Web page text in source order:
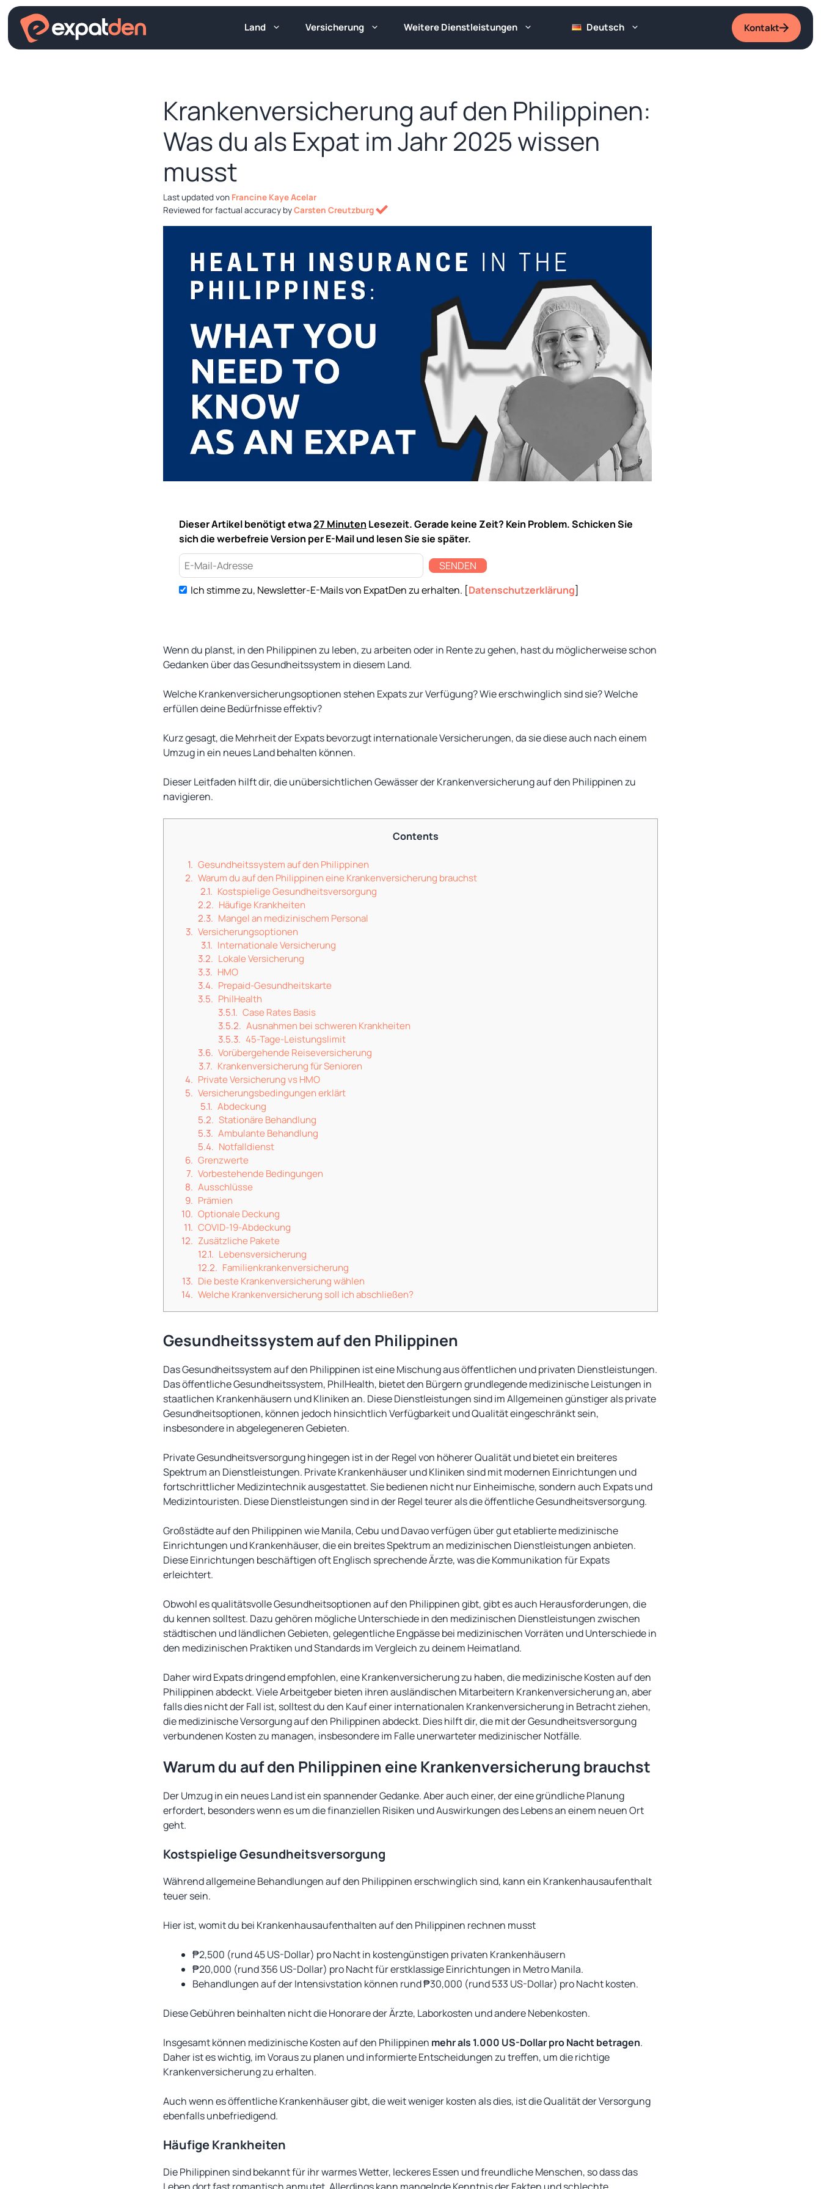
Zum
Inhalt
springen
Land Versicherung Weitere Dienstleistungen Deutsch Kontakt
Krankenversicherung auf den Philippinen:
Was du als Expat im Jahr 2025 wissen
musst
von Francine Kaye Acelar
Reviewed for factual accuracy byCarsten Creutzburg
Dieser Artikel benötigt etwa27 Minuten Lesezeit. Gerade keine Zeit? Kein Problem. Schicken Sie
sich die werbefreie Version per E-Mail und lesen Sie sie später.
SENDEN
Ich stimme zu, Newsletter-E-Mails von ExpatDen zu erhalten. [Datenschutzerklärung]
Wenn du planst, in den Philippinen zu leben, zu arbeiten oder in Rente zu gehen, hast du möglicherweise schon
Gedanken über das Gesundheitssystem in diesem Land.
Welche Krankenversicherungsoptionen stehen Expats zur Verfügung? Wie erschwinglich sind sie? Welche
erfüllen deine Bedürfnisse effektiv?
Kurz gesagt, die Mehrheit der Expats bevorzugt internationale Versicherungen, da sie diese auch nach einem
Umzug in ein neues Land behalten können.
Dieser Leitfaden hilft dir, die unübersichtlichen Gewässer der Krankenversicherung auf den Philippinen zu
navigieren.
Contents
Gesundheitssystem auf den Philippinen
Warum du auf den Philippinen eine Krankenversicherung brauchst
Kostspielige Gesundheitsversorgung
Häufige Krankheiten
Mangel an medizinischem Personal
Versicherungsoptionen
Internationale Versicherung
Lokale Versicherung
HMO
Prepaid-Gesundheitskarte
PhilHealth
Case Rates Basis
Ausnahmen bei schweren Krankheiten
45-Tage-Leistungslimit
Vorübergehende Reiseversicherung
Krankenversicherung für Senioren
Private Versicherung vs HMO
Versicherungsbedingungen erklärt
Abdeckung
Stationäre Behandlung
Ambulante Behandlung
Notfalldienst
Grenzwerte
Vorbestehende Bedingungen
Ausschlüsse
Prämien
Optionale Deckung
COVID-19-Abdeckung
Zusätzliche Pakete
Lebensversicherung
Familienkrankenversicherung
Die beste Krankenversicherung wählen
Welche Krankenversicherung soll ich abschließen?
Gesundheitssystem auf den Philippinen
Das Gesundheitssystem auf den Philippinen ist eine Mischung aus öffentlichen und privaten Dienstleistungen.
Das öffentliche Gesundheitssystem, PhilHealth, bietet den Bürgern grundlegende medizinische Leistungen in
staatlichen Krankenhäusern und Kliniken an. Diese Dienstleistungen sind im Allgemeinen günstiger als private
Gesundheitsoptionen, können jedoch hinsichtlich Verfügbarkeit und Qualität eingeschränkt sein,
insbesondere in abgelegeneren Gebieten.
Private Gesundheitsversorgung hingegen ist in der Regel von höherer Qualität und bietet ein breiteres
Spektrum an Dienstleistungen. Private Krankenhäuser und Kliniken sind mit modernen Einrichtungen und
fortschrittlicher Medizintechnik ausgestattet. Sie bedienen nicht nur Einheimische, sondern auch Expats und
Medizintouristen. Diese Dienstleistungen sind in der Regel teurer als die öffentliche Gesundheitsversorgung.
Großstädte auf den Philippinen wie Manila, Cebu und Davao verfügen über gut etablierte medizinische
Einrichtungen und Krankenhäuser, die ein breites Spektrum an medizinischen Dienstleistungen anbieten.
Diese Einrichtungen beschäftigen oft Englisch sprechende Ärzte, was die Kommunikation für Expats
erleichtert.
Obwohl es qualitätsvolle Gesundheitsoptionen auf den Philippinen gibt, gibt es auch Herausforderungen, die
du kennen solltest. Dazu gehören mögliche Unterschiede in den medizinischen Dienstleistungen zwischen
städtischen und ländlichen Gebieten, gelegentliche Engpässe bei medizinischen Vorräten und Unterschiede in
den medizinischen Praktiken und Standards im Vergleich zu deinem Heimatland.
Daher wird Expats dringend empfohlen, eine Krankenversicherung zu haben, die medizinische Kosten auf den
Philippinen abdeckt. Viele Arbeitgeber bieten ihren ausländischen Mitarbeitern Krankenversicherung an, aber
falls dies nicht der Fall ist, solltest du den Kauf einer internationalen Krankenversicherung in Betracht ziehen,
die medizinische Versorgung auf den Philippinen abdeckt. Dies hilft dir, die mit der Gesundheitsversorgung
verbundenen Kosten zu managen, insbesondere im Falle unerwarteter medizinischer Notfälle.
Warum du auf den Philippinen eine Krankenversicherung brauchst
Der Umzug in ein neues Land ist ein spannender Gedanke. Aber auch einer, der eine gründliche Planung
erfordert, besonders wenn es um die finanziellen Risiken und Auswirkungen des Lebens an einem neuen Ort
geht.
Kostspielige Gesundheitsversorgung
Während allgemeine Behandlungen auf den Philippinen erschwinglich sind, kann ein Krankenhausaufenthalt
teuer sein.
Hier ist, womit du bei Krankenhausaufenthalten auf den Philippinen rechnen musst
₱2,500 (rund 45 US-Dollar) pro Nacht in kostengünstigen privaten Krankenhäusern
₱20,000 (rund 356 US-Dollar) pro Nacht für erstklassige Einrichtungen in Metro Manila.
Behandlungen auf der Intensivstation können rund ₱30,000 (rund 533 US-Dollar) pro Nacht kosten.
Diese Gebühren beinhalten nicht die Honorare der Ärzte, Laborkosten und andere Nebenkosten.
Insgesamt können medizinische Kosten auf den Philippinen mehr als 1.000 US-Dollar pro Nacht betragen.
Daher ist es wichtig, im Voraus zu planen und informierte Entscheidungen zu treffen, um die richtige
Krankenversicherung zu erhalten.
Auch wenn es öffentliche Krankenhäuser gibt, die weit weniger kosten als dies, ist die Qualität der Versorgung
ebenfalls unbefriedigend.
Häufige Krankheiten
Die Philippinen sind bekannt für ihr warmes Wetter, leckeres Essen und freundliche Menschen, so dass das